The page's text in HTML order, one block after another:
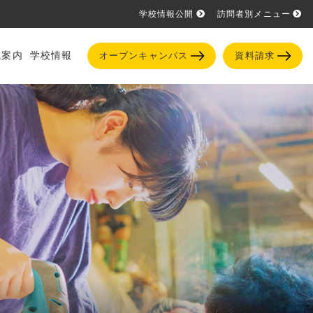
学校情報公開 訪問者別メニュー
内 学校情報 オープンキャンパス 資料請求